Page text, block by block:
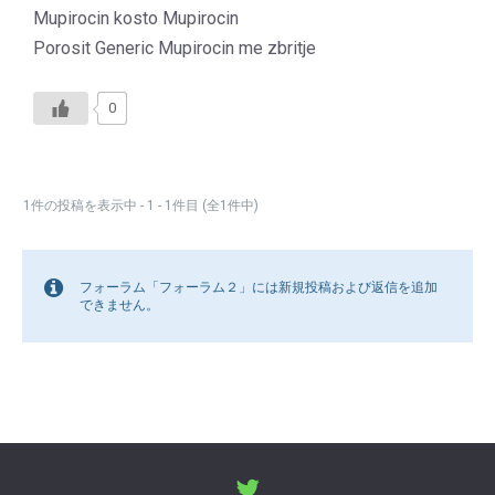
Mupirocin kosto Mupirocin
Porosit Generic Mupirocin me zbritje
0
1件の投稿を表示中 - 1 - 1件目 (全1件中)
フォーラム「フォーラム２」には新規投稿および返信を追加
できません。